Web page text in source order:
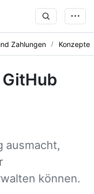
Zahlungen Konzepte
ausmacht,
können.